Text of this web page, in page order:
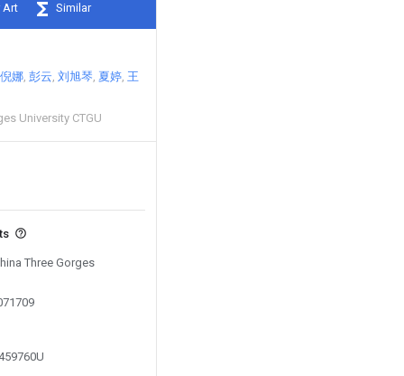
Art Similar
倪娜 彭云 刘旭琴 夏婷 王
University CTGU
Three Gorges